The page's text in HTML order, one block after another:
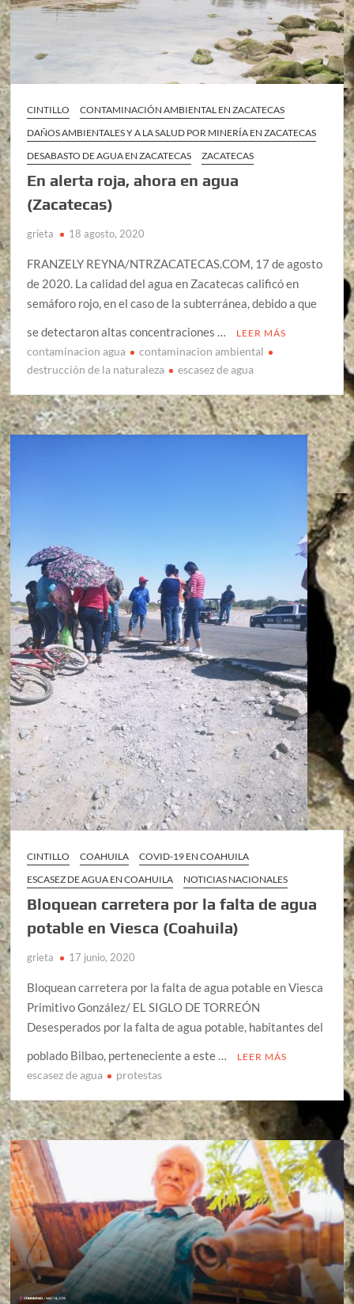
CINTILLO
CONTAMINACIÓN AMBIENTAL EN ZACATECAS
DAÑOS AMBIENTALES Y A LA SALUD POR MINERÍA EN ZACATECAS
DESABASTO DE AGUA EN ZACATECAS
ZACATECAS
En alerta roja, ahora en agua
(Zacatecas)
grieta 18 agosto, 2020
FRANZELY REYNA/NTRZACATECAS.COM, 17 de agosto
de 2020. La calidad del agua en Zacatecas calificó en
semáforo rojo, en el caso de la subterránea, debido a que
se detectaron altas concentraciones …
LEER MÁS
contaminacion agua
contaminacion ambiental
destrucción de la naturaleza
escasez de agua
CINTILLO COAHUILA
COVID-19 EN COAHUILA
ESCASEZ DE AGUA EN COAHUILA
NOTICIAS NACIONALES
Bloquean carretera por la falta de agua
potable en Viesca (Coahuila)
grieta 17 junio, 2020
Bloquean carretera por la falta de agua potable en Viesca
Primitivo González/ EL SIGLO DE TORREÓN
Desesperados por la falta de agua potable, habitantes del
poblado Bilbao, perteneciente a este …
LEER MÁS
escasez de agua protestas